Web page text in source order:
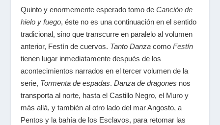
Quinto y enormemente esperado tomo deCanción de
hielo y fuego, éste no es una continuación en el sentido
tradicional, sino que transcurre en paralelo al volumen
anterior, Festín de cuervos. Tanto Danza comoFestín
tienen lugar inmediatamente después de los
acontecimientos narrados en el tercer volumen de la
serie, Tormenta de espadas.Danza de dragones nos
transporta al norte, hasta el Castillo Negro, el Muro y
más allá, y también al otro lado del mar Angosto, a
Pentos y la bahía de los Esclavos, para retomar las